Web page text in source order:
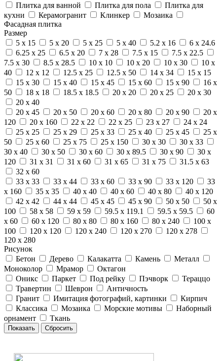
Плитка для ванной
Плитка для пола
Плитка для
кухни
Керамогранит Клинкер
Мозаика
Фасадная плитка
Размер
5 x 15
5 x 20 5 x 25 5 x 40 5.2 x 16
6 x 24.6
6.25 x 25
6.5 x 20 7 x 28 7.5 x 15
7.5 x 22.5
7.5 x 30
8.5 x 28.5 10 x 10 10 x 20 10 x 30
10 x
40
12 x 12 12.5 x 25 12.5 x 50 14 x 34
15 x 15
15 x 30
15 x 40 15 x 45 15 x 60 15 x 90
16 x
50
18 x 18 18.5 x 18.5 20 x 20 20 x 25
20 x 30
20 x 40
20 x 45
20 x 50 20 x 60 20 x 80 20 x 90
20 x
120
20 x 160 22 x 22 22 x 25 23 x 27
24 x 24
25 x 25
25 x 29 25 x 33 25 x 40 25 x 45
25 x
50
25 x 60 25 x 75 25 x 150 30 x 30
30 x 33
30 x 40
30 x 50 30 x 60 30 x 89.5 30 x 90
30 x
120
31 x 31 31 x 60 31 x 65 31 x 75
31.5 x 63
32 x 60
33 x 33
33 x 44 33 x 60 33 x 90 33 x 120
33
x 160
35 x 35 40 x 40 40 x 60 40 x 80
40 x 120
42 x 42
44 x 44 45 x 45 45 x 90 50 x 50
50 x
100
58 x 58 59 x 59 59.5 x 119.1 59.5 x 59.5
60
x 60
60 x 120 80 x 80 80 x 160 80 x 240
100 x
100
120 x 120 120 x 240 120 x 270
120 x 278
120 x 280
Рисунок
Бетон
Дерево Калакатта Камень
Металл
Моноколор
Мрамор
Октагон
Оникс
Паркет Под рейку Пэчворк
Тераццо
Травертин
Шеврон
Античность
Гранит
Имитация фотографий, картинки
Кирпич
Классика
Мозаика Морские мотивы
Наборный
орнамент
Ткань